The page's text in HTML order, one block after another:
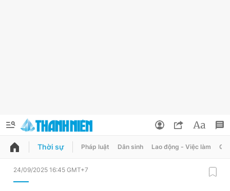
QUẢNG CÁO
Thời sự Pháp luật Dân sinh Lao động - Việc làm
24/09/2025 16:45 GMT+7